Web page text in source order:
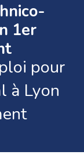
1er
pour
à Lyon